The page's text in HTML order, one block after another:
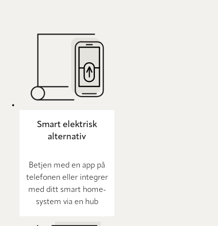
Smart elektrisk
alternativ
Betjen med en app på
telefonen eller integrer
med ditt smart home-
system via en hub